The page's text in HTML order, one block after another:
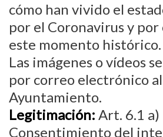
cómo han vivido el
por el Coronavirus y
este momento histórico.
Las imágenes o vídeos
por correo electrónico al
Ayuntamiento.
Legitimación: Art. 6.1 a)
Consentimiento del